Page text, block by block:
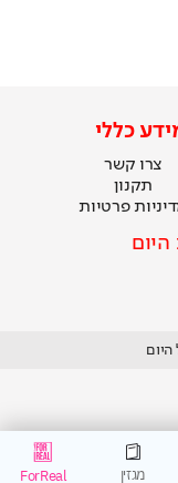
מגזין ForReal
כללי
צרו קשר
תקנון
פרטיות
היום